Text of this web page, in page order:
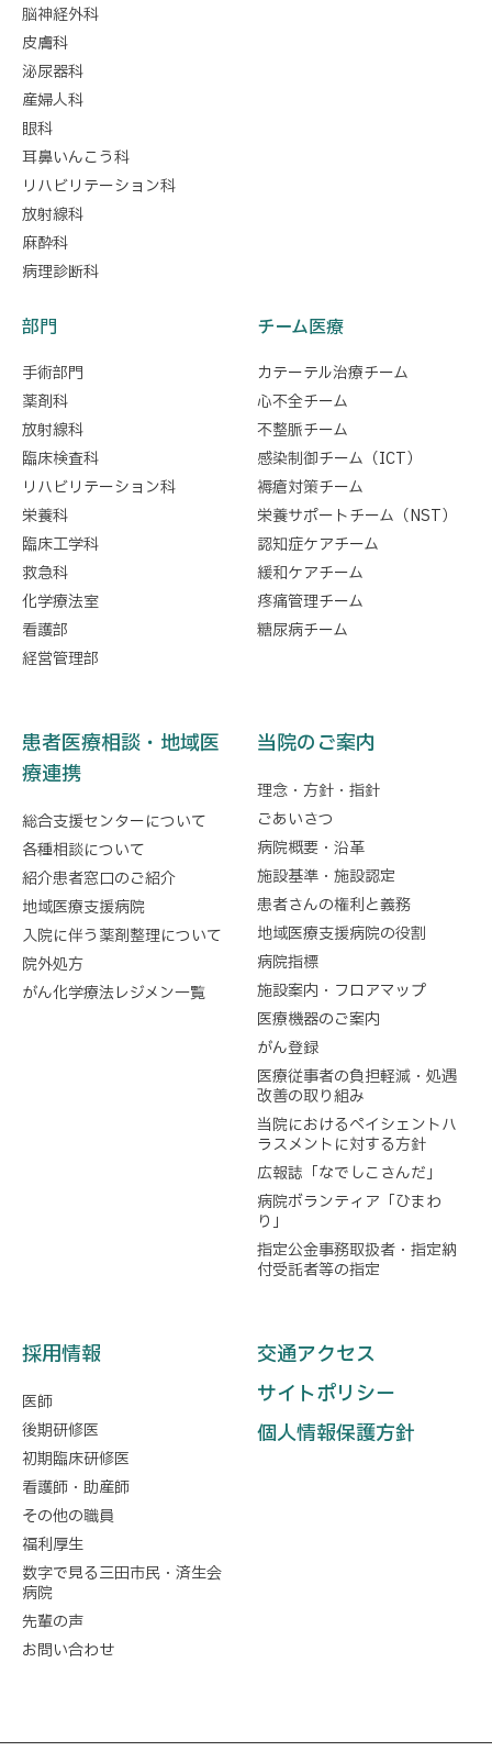
脳神経外科
皮膚科
泌尿器科
産婦人科
眼科
耳鼻いんこう科
リハビリテーション科
放射線科
麻酔科
病理診断科
部門
手術部門
薬剤科
放射線科
臨床検査科
リハビリテーション科
栄養科
臨床工学科
救急科
化学療法室
看護部
経営管理部
チーム医療
カテーテル治療チーム
心不全チーム
不整脈チーム
感染制御チーム（ICT）
褥瘡対策チーム
栄養サポートチーム（NST）
認知症ケアチーム
緩和ケアチーム
疼痛管理チーム
糖尿病チーム
患者医療相談・地域医
療連携
総合支援センターについて
各種相談について
紹介患者窓口のご紹介
地域医療支援病院
入院に伴う薬剤整理について
院外処方
がん化学療法レジメン一覧
当院のご案内
理念・方針・指針
ごあいさつ
病院概要・沿革
施設基準・施設認定
患者さんの権利と義務
地域医療支援病院の役割
病院指標
施設案内・フロアマップ
医療機器のご案内
がん登録
医療従事者の負担軽減・処遇
改善の取り組み
当院におけるペイシェントハ
ラスメントに対する方針
広報誌「なでしこさんだ」
病院ボランティア「ひまわ
り」
指定公金事務取扱者・指定納
付受託者等の指定
採用情報
医師
後期研修医
初期臨床研修医
看護師・助産師
その他の職員
福利厚生
数字で見る三田市民・済生会
病院
先輩の声
お問い合わせ
交通アクセス
サイトポリシー
個人情報保護方針